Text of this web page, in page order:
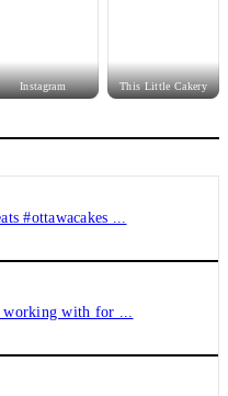
Instagram This Little Cakery
#ottawacakes ...
with for ...